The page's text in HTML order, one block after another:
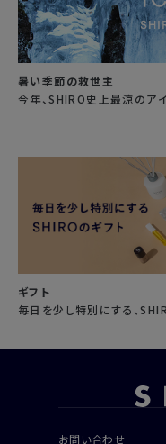
暑い季節の救世主
今年、SHIRO史上最涼のア
ギフト
毎日を少し特別にする、
お問い合わせ